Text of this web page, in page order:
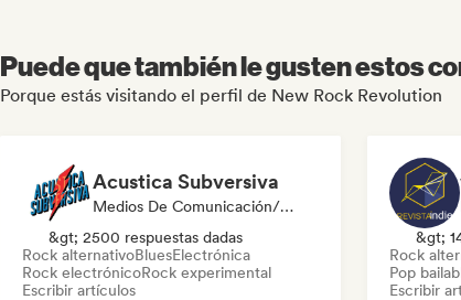
Puede que también le gusten estos
Porque estás visitando el perfil de New Rock Revolution
Acustica Subversiva
Medios De Comunicación/Periodista
&gt; 2500 respuestas dadas
Rock alternativoBluesElectrónica
Rock electrónicoRock experimental
Escribir artículos
&gt;
Rock
Pop
Escribir